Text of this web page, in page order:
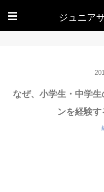
☰ ジュニア
なぜ、小学生・中学
ンを経験す